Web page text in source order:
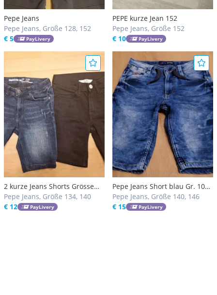
Pepe Jeans
Pepe Jeans, Größe 128, 152
€ 5
PayLivery
PEPE kurze Jean 152
Pepe Jeans, Größe 152
€ 10
PayLivery
2 kurze Jeans Shorts Grösse
140 - wie neu!
Pepe Jeans, Größe 134, 140
€ 12
PayLivery
Pepe Jeans Short blau Gr. 10
Gr. 140-146 w. Neu!
Pepe Jeans, Größe 140, 146
€ 15
PayLivery